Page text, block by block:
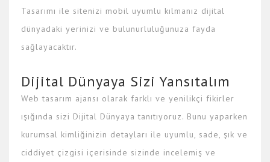
Tasarımı ile sitenizi mobil uyumlu kılmanız dijital
dünyadaki yerinizi ve bulunurluluğunuza fayda
sağlayacaktır.
Dijital Dünyaya Sizi Yansıtalım
Web tasarım ajansı olarak farklı ve yenilikçi fikirler
ışığında sizi Dijital Dünyaya tanıtıyoruz. Bunu yaparken
kurumsal kimliğinizin detayları ile uyumlu, sade, şık ve
ciddiyet çizgisi içerisinde sizinde incelemiş ve